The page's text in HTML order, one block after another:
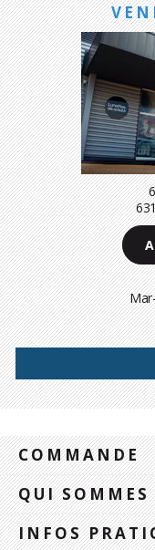
COMMANDE
QUI SOMMES
INFOS